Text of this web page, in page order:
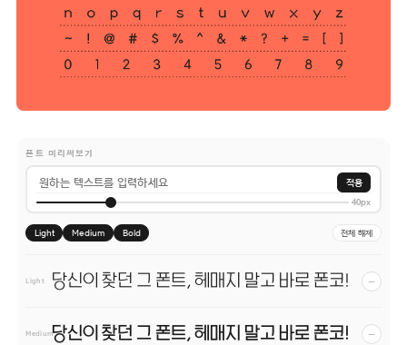
폰트 미리써보기
적용
40px
Light Medium Bold 전체 해제
Light 당신이 찾던 그 폰트, 헤매지 말고 바로 폰코! −
Medium당신이 찾던 그 폰트, 헤매지 말고 바로 폰코! −